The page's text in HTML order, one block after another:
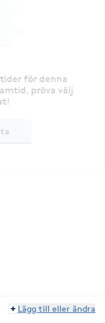
för denna
pröva välj
Lägg till eller ändra